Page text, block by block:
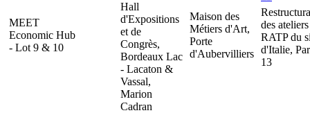
MEET
Economic Hub
- Lot 9 & 10
Hall
d'Expositions
et de
Congrès,
Bordeaux Lac
- Lacaton &
Vassal,
Marion
Cadran
Maison des
Métiers d'Art,
Porte
d'Aubervilliers
des ateliers
RATP du
d'Italie,
13